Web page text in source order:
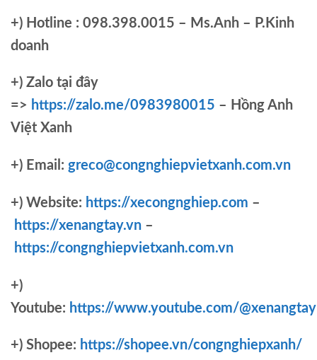
+) Hotline : 098.398.0015 – Ms.Anh – P.Kinh
doanh
+) Zalo tại đây
=> https://zalo.me/0983980015 – Hồng Anh
Việt Xanh
+) Email: greco@congnghiepvietxanh.com.vn
+) Website: https://xecongnghiep.com –
https://xenangtay.vn –
https://congnghiepvietxanh.com.vn
+)
Youtube: https://www.youtube.com/@xenangtay
+) Shopee: https://shopee.vn/congnghiepxanh/